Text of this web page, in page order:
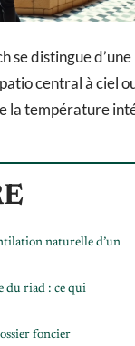
se distingue
central à ciel
la température
naturelle d’un
du riad : ce qui
foncier